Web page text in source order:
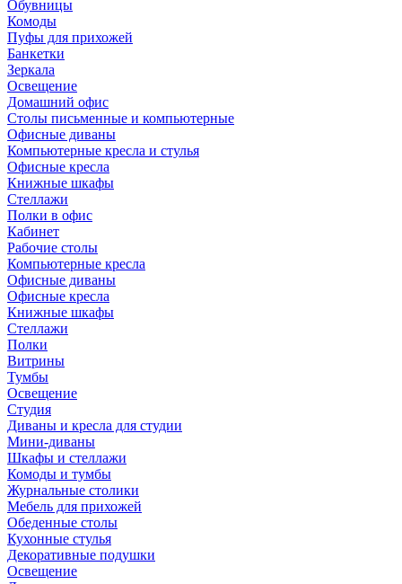
Обувницы
Комоды
Пуфы для прихожей
Банкетки
Зеркала
Освещение
Домашний офис
Столы письменные и компьютерные
Офисные диваны
Компьютерные кресла и стулья
Офисные кресла
Книжные шкафы
Стеллажи
Полки в офис
Кабинет
Рабочие столы
Компьютерные кресла
Офисные диваны
Офисные кресла
Книжные шкафы
Стеллажи
Полки
Витрины
Тумбы
Освещение
Студия
Диваны и кресла для студии
Мини-диваны
Шкафы и стеллажи
Комоды и тумбы
Журнальные столики
Мебель для прихожей
Обеденные столы
Кухонные стулья
Декоративные подушки
Освещение